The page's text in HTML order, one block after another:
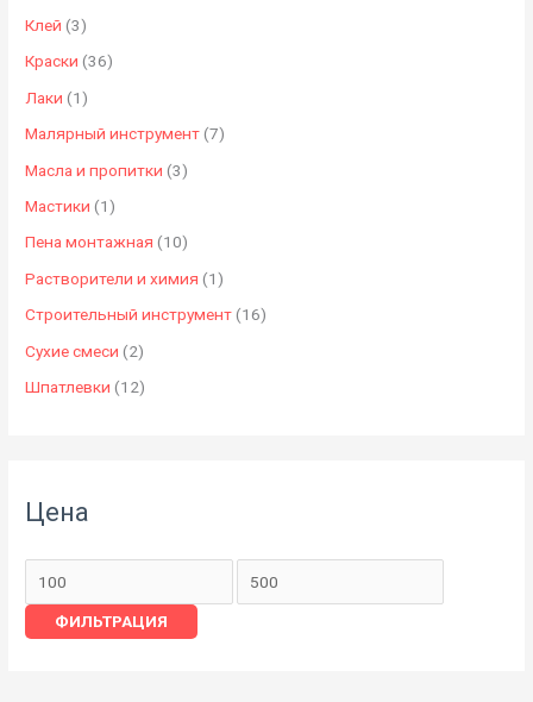
Клей (3)
Краски (36)
Лаки (1)
Малярный инструмент (7)
Масла и пропитки (3)
Мастики (1)
Пена монтажная (10)
Растворители и химия (1)
Строительный инструмент (16)
Сухие смеси (2)
Шпатлевки (12)
Цена
н
ФИЛЬТРАЦИЯ